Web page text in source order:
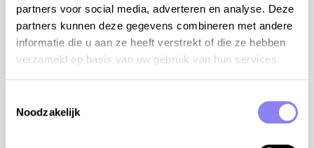
partners voor social media, adverteren en analyse. Deze
partners kunnen deze gegevens combineren met andere
informatie die u aan ze heeft verstrekt of die ze hebben
verzameld op basis van uw gebruik van hun services.
Noodzakelijk